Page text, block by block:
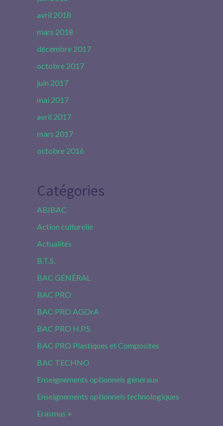
avril 2018
mars 2018
décembre 2017
octobre 2017
juin 2017
mai 2017
avril 2017
mars 2017
octobre 2016
Catégories
ABIBAC
Action culturelle
Actualités
B.T.S.
BAC GÉNÉRAL
BAC PRO
BAC PRO AGOrA
BAC PRO H.P.S.
BAC PRO Plastiques et Composites
BAC TECHNO
Enseignements optionnels généraux
Enseignements optionnels technologiques
Erasmus +